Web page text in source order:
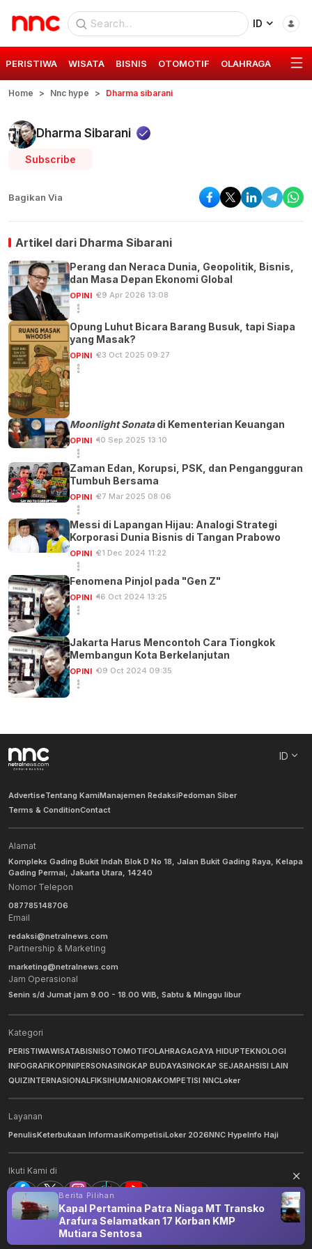
ID
PERISTIWA WISATA BISNIS OTOMOTIF OLAHRAGA GAYA
Home Nnc hype Dharma sibarani
Dharma Sibarani
Subscribe
Bagikan Via
Artikel dari Dharma Sibarani
Perang dan Neraca Dunia, Geopolitik, Bisnis,
dan Masa Depan Ekonomi Global
OPINI 29 Apr 2026 13:08
Opung Luhut Bicara Barang Busuk, tapi Siapa
yang Masak?
OPINI 23 Oct 2025 09:27
Moonlight Sonatadi Kementerian Keuangan
OPINI 10 Sep 2025 13:10
Zaman Edan, Korupsi, PSK, dan Pengangguran
Tumbuh Bersama
OPINI 27 Mar 2025 08:06
Messi di Lapangan Hijau: Analogi Strategi
Korporasi Dunia Bisnis di Tangan Prabowo
OPINI 21 Dec 2024 11:22
Fenomena Pinjol pada "Gen Z"
OPINI 16 Oct 2024 13:25
Jakarta Harus Mencontoh Cara Tiongkok
Membangun Kota Berkelanjutan
OPINI 09 Oct 2024 09:35
ID
AdvertiseTentang KamiManajemen RedaksiPedoman Siber
Terms & ConditionContact
Alamat
Kompleks Gading Bukit Indah Blok D No 18, Jalan Bukit Gading Raya, Kelapa
Gading Permai, Jakarta Utara, 14240
Nomor Telepon
087785148706
Email
redaksi@netralnews.com
Partnership & Marketing
marketing@netralnews.com
Jam Operasional
Senin s/d Jumat jam 9.00 - 18.00 WIB, Sabtu & Minggu libur
Kategori
PERISTIWAWISATABISNISOTOMOTIFOLAHRAGAGAYA HIDUPTEKNOLOGI
INFOGRAFIKOPINIPERSONASINGKAP BUDAYASINGKAP SEJARAHSISI LAIN
QUIZINTERNASIONALFIKSIHUMANIORAKOMPETISI NNCLoker
Layanan
PenulisKeterbukaan InformasiKompetisiLoker 2026NNC HypeInfo Haji
Ikuti Kami di
©2026NNC Netralnews. All Rights Reserved.
Berita Pilihan
Kapal Pertamina Patra Niaga MT Transko
Arafura Selamatkan 17 Korban KMP
Mutiara Sentosa